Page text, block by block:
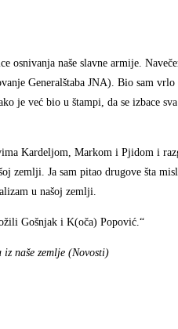
osnivanja naše slavne armije.
Generalštaba JNA). Bio sam
je već bio u štampi, da se izbace
Kardeljom, Markom i Pjidom i
zemlji. Ja sam pitao drugove šta
u našoj zemlji.
Gošnjak i K(oča) Popović.“
naše zemlje (Novosti)